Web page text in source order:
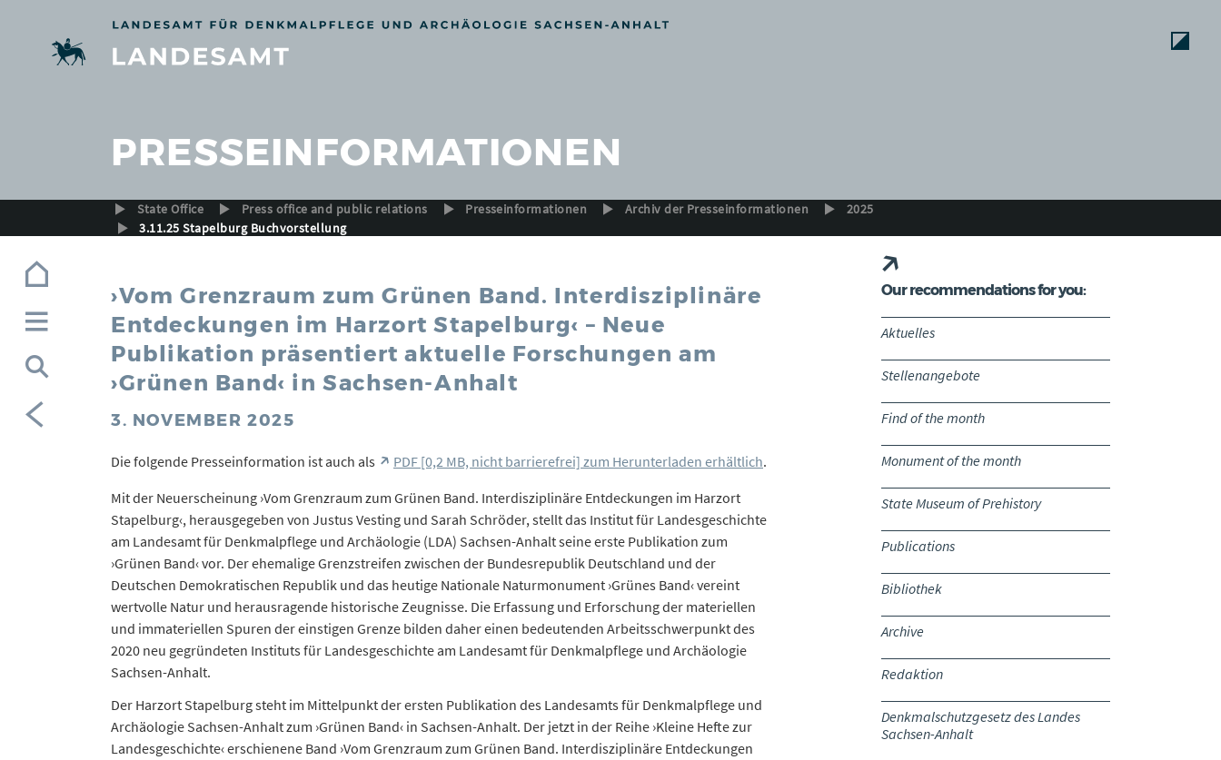
PRESSEINFORMATIONEN
State Office Press office and public relations Presseinformationen Archiv der Presseinformationen
2025
3.11.25 Stapelburg Buchvorstellung
›Vom Grenzraum zum Grünen Band. Interdisziplinäre
Entdeckungen im Harzort Stapelburg‹ – Neue
Publikation präsentiert aktuelle Forschungen am
›Grünen Band‹ in Sachsen-Anhalt
3. NOVEMBER 2025
Die folgende Presseinformation ist auch als PDF [0,2 MB, nicht barrierefrei] zum Herunterladen erhältlich.
Mit der Neuerscheinung ›Vom Grenzraum zum Grünen Band. Interdisziplinäre Entdeckungen im Harzort
Stapelburg‹, herausgegeben von Justus Vesting und Sarah Schröder, stellt das Institut für Landesgeschichte
am Landesamt für Denkmalpflege und Archäologie (LDA) Sachsen-Anhalt seine erste Publikation zum
›Grünen Band‹ vor. Der ehemalige Grenzstreifen zwischen der Bundesrepublik Deutschland und der
Deutschen Demokratischen Republik und das heutige Nationale Naturmonument ›Grünes Band‹ vereint
wertvolle Natur und herausragende historische Zeugnisse. Die Erfassung und Erforschung der materiellen
und immateriellen Spuren der einstigen Grenze bilden daher einen bedeutenden Arbeitsschwerpunkt des
2020 neu gegründeten Instituts für Landesgeschichte am Landesamt für Denkmalpflege und Archäologie
Sachsen-Anhalt.
Der Harzort Stapelburg steht im Mittelpunkt der ersten Publikation des Landesamts für Denkmalpflege und
Archäologie Sachsen-Anhalt zum ›Grünen Band‹ in Sachsen-Anhalt. Der jetzt in der Reihe ›Kleine Hefte zur
Landesgeschichte‹ erschienene Band ›Vom Grenzraum zum Grünen Band. Interdisziplinäre Entdeckungen
Our recommendations for you:
Aktuelles
Stellenangebote
Find of the month
Monument of the month
State Museum of Prehistory
Publications
Bibliothek
Archive
Redaktion
Denkmalschutzgesetz des Landes
Sachsen-Anhalt